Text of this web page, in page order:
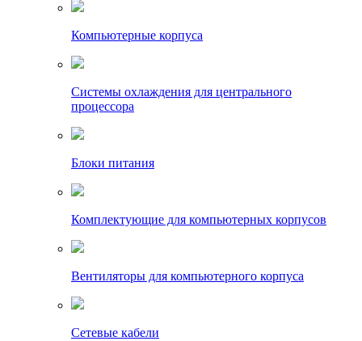
Компьютерные корпуса
Системы охлаждения для центрального
процессора
Блоки питания
Комплектующие для компьютерных корпусов
Вентиляторы для компьютерного корпуса
Сетевые кабели